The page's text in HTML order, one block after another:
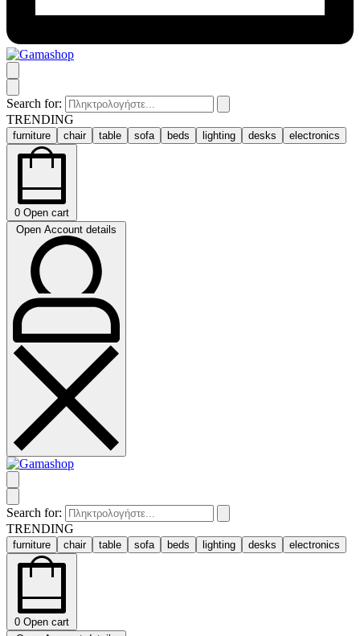
Search for:
TRENDING
furniture chair table sofa beds lighting desks electronics
0 Open cart
Open Account details
Search for:
TRENDING
furniture chair table sofa beds lighting desks electronics
0 Open cart